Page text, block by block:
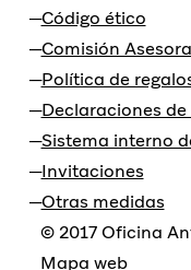
Código ético
Comisión
Política de
Declaraciones de
Sistema interno
Invitaciones
Otras medidas
© 2017 Oficina
Mapa web